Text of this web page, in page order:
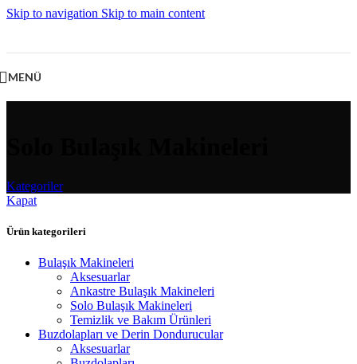
Skip to navigation Skip to main content
MENÜ
Kategoriler
Kapat
Ürün kategorileri
Bulaşık Makineleri
Aksesuarlar
Ankastre Bulaşık Makineleri
Solo Bulaşık Makineleri
Temizlik ve Bakım Ürünleri
Buzdolapları ve Derin Dondurucular
Aksesuarlar